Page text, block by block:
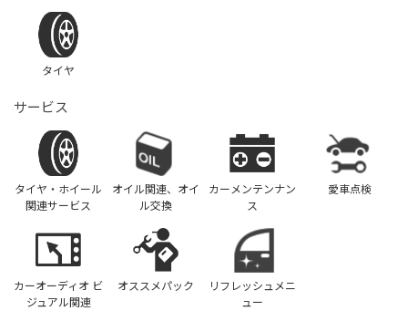
タイヤ
サービス
タイヤ・ホイール
関連サービス
オイル関連、オイ
ル交換
カーメンテンナン
ス
愛車点検
カーオーディオ ビ
ジュアル関連
オススメパック
リフレッシュメニ
ュー